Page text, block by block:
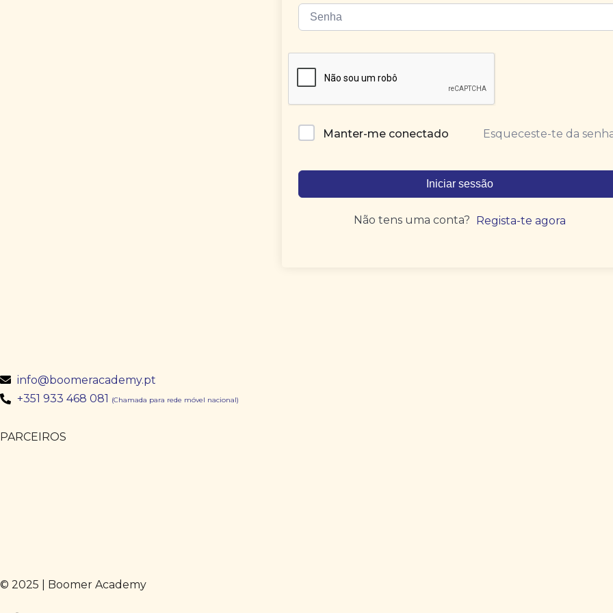
Manter-me conectado Esqueceste-te da
Iniciar sessão
Não tens uma conta? Regista-te agora
info@boomeracademy.pt
+351 933 468 081 (Chamada para rede móvel nacional)
PARCEIROS
© 2025 | Boomer Academy